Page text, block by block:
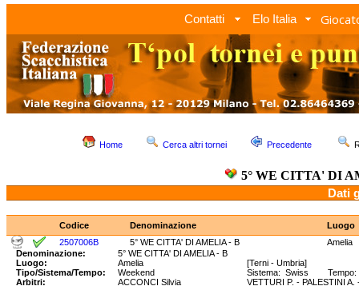
Contatti Elo Italia
Home Cerca altri tornei Precedente
5° WE CITTA' DI
Dati
Codice Denominazione
Luogo
2507006B
5° WE CITTA' DI AMELIA - B
Amelia
Denominazione:
5° WE CITTA' DI AMELIA - B
Luogo:
Amelia
[Terni - Umbria]
Tipo/Sistema/Tempo:
Weekend
Sistema: Swiss Tempo:
Arbitri:
ACCONCI Silvia VETTURI P. - PALESTINI A.